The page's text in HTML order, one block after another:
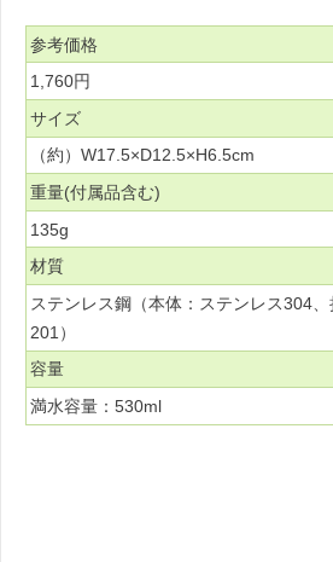
参考価格
1,760円
サイズ
（約）W17.5×D12.5×H6.5cm
重量(付属品含む)
135g
材質
ステンレス鋼（本体：ステンレス304
201）
容量
満水容量：530ml